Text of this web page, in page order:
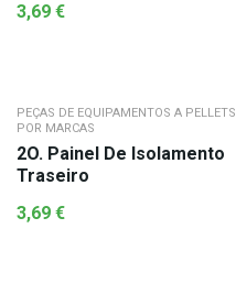
3,69 €
PEÇAS DE EQUIPAMENTOS A PELLETS
POR MARCAS
2O. Painel De Isolamento
Traseiro
3,69 €